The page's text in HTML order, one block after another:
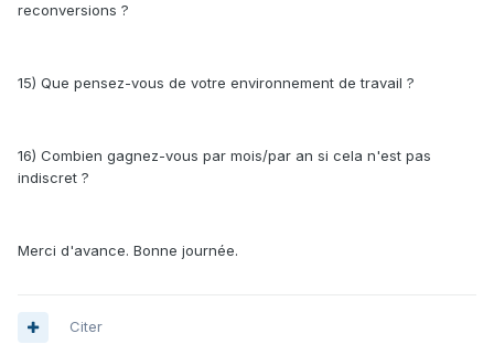
reconversions ?
15) Que pensez-vous de votre environnement de travail ?
16) Combien gagnez-vous par mois/par an si cela n'est pas
indiscret ?
Merci d'avance. Bonne journée.
Citer